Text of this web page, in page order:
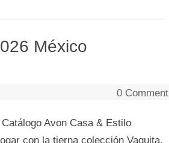
México
0 Comment
Avon Casa & Estilo
con la tierna colección Vaquita,